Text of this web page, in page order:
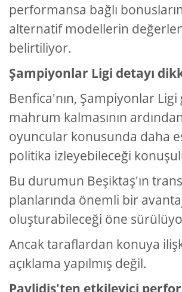
performansa bağlı
alternatif modellerin
belirtiliyor.
Şampiyonlar Ligi detayı
Benfica'nın, Şampiyonlar
mahrum kalmasının
oyuncular konusunda daha
politika izleyebileceği
Bu durumun Beşiktaş'ın
planlarında önemli bir
oluşturabileceği öne
Ancak taraflardan konuya
açıklama yapılmış değil.
Pavlidis'ten etkileyici